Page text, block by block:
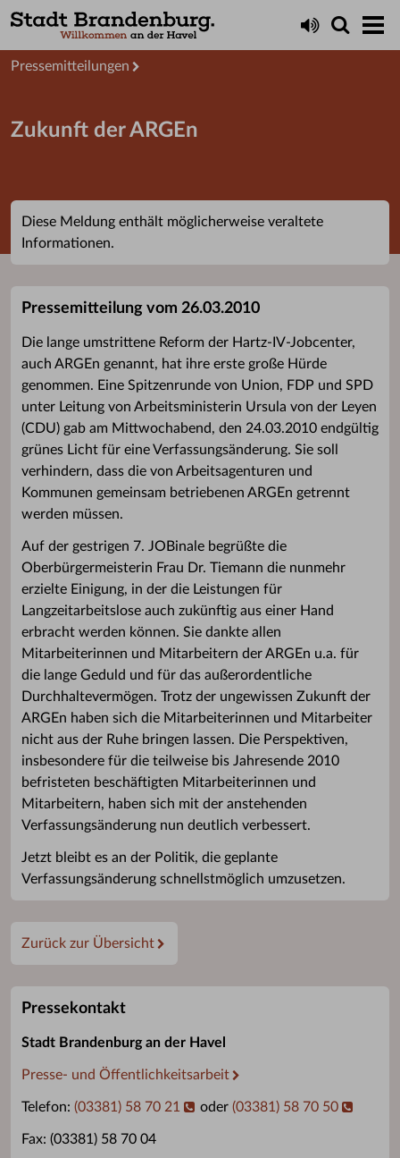
Presseservice
Pressemitteilungen
Zukunft der ARGEn
Diese Meldung enthält möglicherweise veraltete
Informationen.
Pressemitteilung vom 26.03.2010
Die lange umstrittene Reform der Hartz-IV-Jobcenter,
auch ARGEn genannt, hat ihre erste große Hürde
genommen. Eine Spitzenrunde von Union, FDP und SPD
unter Leitung von Arbeitsministerin Ursula von der Leyen
(CDU) gab am Mittwochabend, den 24.03.2010 endgültig
grünes Licht für eine Verfassungsänderung. Sie soll
verhindern, dass die von Arbeitsagenturen und
Kommunen gemeinsam betriebenen ARGEn getrennt
werden müssen.
Auf der gestrigen 7. JOBinale begrüßte die
Oberbürgermeisterin Frau Dr. Tiemann die nunmehr
erzielte Einigung, in der die Leistungen für
Langzeitarbeitslose auch zukünftig aus einer Hand
erbracht werden können. Sie dankte allen
Mitarbeiterinnen und Mitarbeitern der ARGEn u.a. für
die lange Geduld und für das außerordentliche
Durchhaltevermögen. Trotz der ungewissen Zukunft der
ARGEn haben sich die Mitarbeiterinnen und Mitarbeiter
nicht aus der Ruhe bringen lassen. Die Perspektiven,
insbesondere für die teilweise bis Jahresende 2010
befristeten beschäftigten Mitarbeiterinnen und
Mitarbeitern, haben sich mit der anstehenden
Verfassungsänderung nun deutlich verbessert.
Jetzt bleibt es an der Politik, die geplante
Verfassungsänderung schnellstmöglich umzusetzen.
Zurück zur Übersicht
Pressekontakt
Stadt Brandenburg an der Havel
Presse- und Öffentlichkeitsarbeit
Telefon: (03381) 58 70 21 oder (03381) 58 70 50
Fax: (03381) 58 70 04